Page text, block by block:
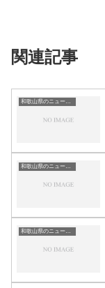
関連記事
和歌山県のニュース一覧
和歌山県のニュース一覧
和歌山県のニュース一覧